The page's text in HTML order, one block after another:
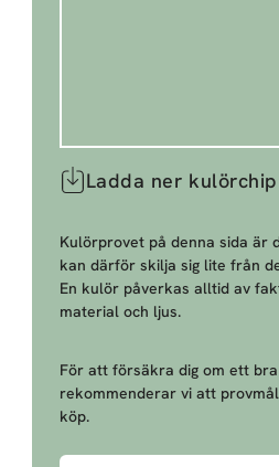
Ladda ner kulörchip
Kulörprovet på denna sida är
kan därför skilja sig lite från
En kulör påverkas alltid av
material och ljus.
För att försäkra dig om ett
rekommenderar vi att
köp.